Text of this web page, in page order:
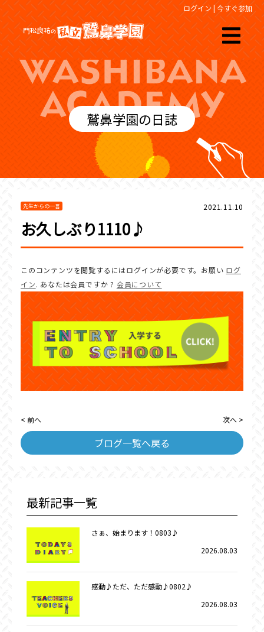
ログイン | 今すぐ参加
鷲鼻学園の日誌
先生からの一言 2021.11.10
お久しぶり1110♪
このコンテンツを閲覧するにはログインが必要です。お願い ログ
イン. あなたは会員ですか ? 会員について
< 前へ
ブログ一覧へ戻る
次へ >
最新記事一覧
さぁ、始まります！0803♪
2026.08.03
感動♪ただ、ただ感動♪0802♪
2026.08.03